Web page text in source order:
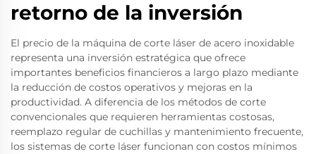
retorno de la inversión
El precio de la máquina de corte láser de acero inoxidable
representa una inversión estratégica que ofrece
importantes beneficios financieros a largo plazo mediante
la reducción de costos operativos y mejoras en la
productividad. A diferencia de los métodos de corte
convencionales que requieren herramientas costosas,
reemplazo regular de cuchillas y mantenimiento frecuente,
los sistemas de corte láser funcionan con costos mínimos